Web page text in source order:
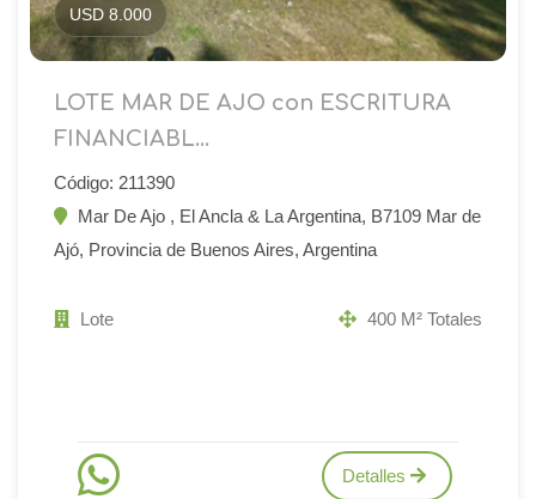
USD 8.000
LOTE MAR DE AJO con ESCRITURA
FINANCIABL...
Código: 211390
Mar De Ajo , El Ancla & La Argentina, B7109 Mar de
Ajó, Provincia de Buenos Aires, Argentina
Lote 400 M² Totales
Detalles